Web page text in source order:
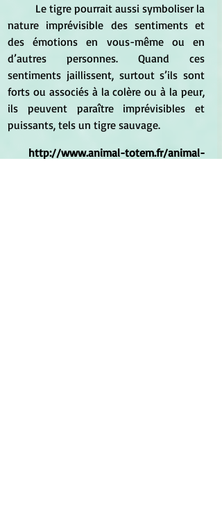
nature imprévisible des sentiments et
des émotions en vous-même ou en
d’autres personnes. Quand ces
sentiments jaillissent, surtout s’ils sont
forts ou associés à la colère ou à la peur,
ils peuvent paraître imprévisibles et
puissants, tels un tigre sauvage.
http://www.animal-totem.fr/animal-